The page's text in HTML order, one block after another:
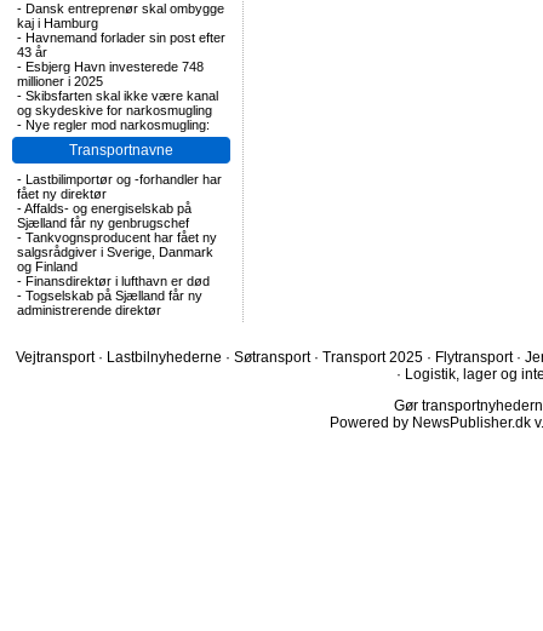
- Dansk entreprenør skal ombygge
kaj i Hamburg
- Havnemand forlader sin post efter
43 år
- Esbjerg Havn investerede 748
millioner i 2025
- Skibsfarten skal ikke være kanal
og skydeskive for narkosmugling
- Nye regler mod narkosmugling:
Transportnavne
- Lastbilimportør og -forhandler har
fået ny direktør
-Affalds- og energiselskab på
Sjælland får ny genbrugschef
- Tankvognsproducent har fået ny
salgsrådgiver i Sverige, Danmark
og Finland
- Finansdirektør i lufthavn er død
- Togselskab på Sjælland får ny
administrerende direktør
Vejtransport · Lastbilnyhederne · Søtransport · Transport 2025 · Flytransport ·
· Logistik, lager og
Gør
Powered by NewsPublisher.dk